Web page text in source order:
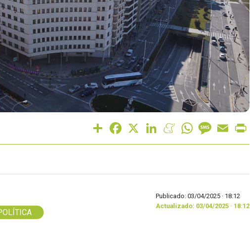
Share Facebook LinkedInMeneameWhatsAppMessage
Email
Publicado: 03/04/2025 · 18:12
Actualizado: 03/04/2025 · 18:12